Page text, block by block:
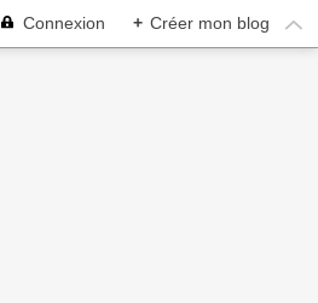
Connexion + Créer mon blog